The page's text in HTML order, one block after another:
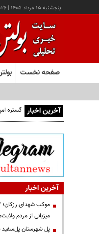
پنجشنبه ۱۵ مرداد ۱۴۰۵ |
صفحه نخست
آخرین اخبار گستره امپراتوری ایران
آخرین اخبار
میزبانی از مردم